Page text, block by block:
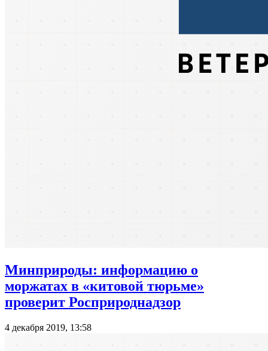
Минприроды: информацию о
моржатах в «китовой тюрьме»
проверит Росприроднадзор
4 декабря 2019, 13:58